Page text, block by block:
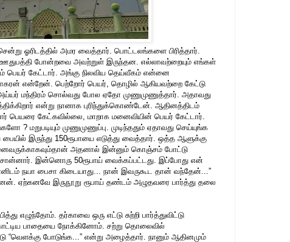
ஓரிடத்தில் அமர வைத்தார். பொட்டலங்களை பிரித்தார்.
போன்றவை அவற்றுள் இருந்தன. எல்லாவற்றையும் எங்கள்
பெயர் கேட்டார். அங்கு நிலவிய தெய்வீகம் என்னை
என்றேன். பெற்றோர் பெயர், தொழில் ஆகியவற்றை கேட்டு
மந்திரம் சொல்வது போல ஏதோ முணுமுணுத்தார். அதாவது
என்று நானாக புரிந்துக்கொண்டேன். ஆதினத்திடம்
பெயரை கேட்கவில்லை, மாறாக மனைவியின் பெயர் கேட்டார்.
? மறுபடியும் முணுமுணுப்பு. முடிந்ததும் ஏதாவது செய்யுங்க
இருந்து 150ரூபாயை எடுத்து வைத்தார். ஒத்த ஆளுக்கு
அதனால் இன்னும் கொஞ்சம் போட்டு
இன்னொரு 50ரூபாய் வைக்கப்பட்டது. இப்போது என்
நயா பைசா கிடையாது... நான் இவருகூட தான் வந்தேன்...”
ஏற்கனவே இருநூறு ரூபாய் தண்டம் அழுதவரை பார்த்து தலை
எழுந்தோம். தர்காவை ஒரு எட்டு சுற்றி பார்த்துவிட்டு
பாதையை நோக்கினோம். சற்று தொலைவில்
போடுங்க...” என்று அழைத்தார். நானும் ஆதினமும்